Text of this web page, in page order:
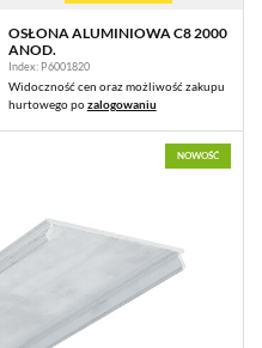
OSŁONA ALUMINIOWA C8 2000
ANOD.
Index: P6001820
Widoczność cen oraz możliwość zakupu
hurtowego pozalogowaniu
NOWOŚĆ